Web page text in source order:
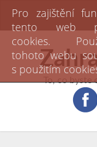
To, co byste
Pro zajištění
tento web
cookies.
tohoto webu
s použitím